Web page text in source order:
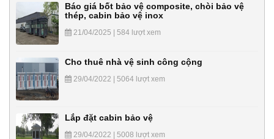
Báo giá bốt bảo vệ composite, chòi bảo vệ
thép, cabin bảo vệ inox
21/04/2025 | 584 lượt xem
Cho thuê nhà vệ sinh công cộng
29/04/2022 | 5064 lượt xem
Lắp đặt cabin bảo vệ
29/04/2022 | 5008 lượt xem